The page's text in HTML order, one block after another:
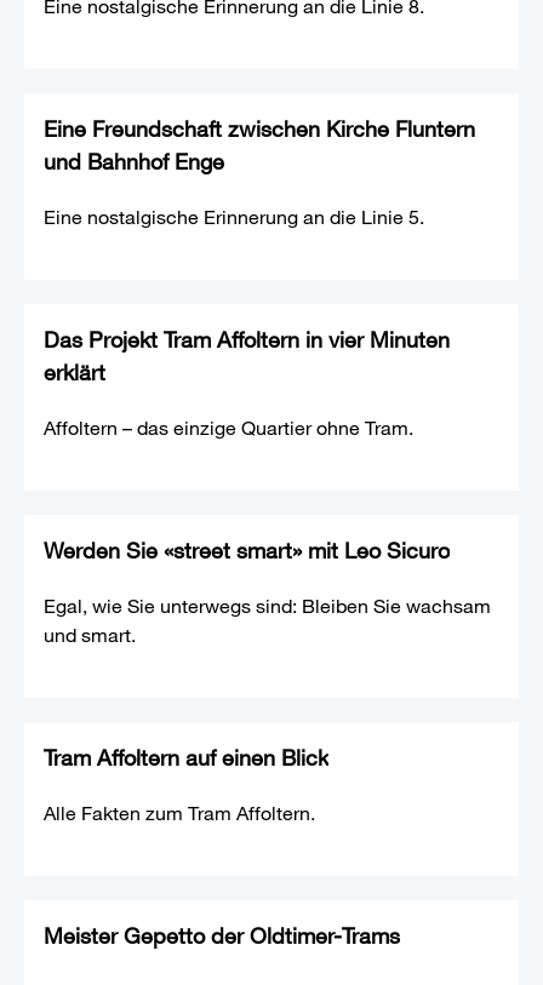
Eine nostalgische Erinnerung an die Linie 8.
Eine Freundschaft zwischen Kirche Fluntern
und Bahnhof Enge
Eine nostalgische Erinnerung an die Linie 5.
Das Projekt Tram Affoltern in vier Minuten
erklärt
Affoltern – das einzige Quartier ohne Tram.
Werden Sie «street smart» mit Leo Sicuro
Egal, wie Sie unterwegs sind: Bleiben Sie wachsam
und smart.
Tram Affoltern auf einen Blick
Alle Fakten zum Tram Affoltern.
Meister Gepetto der Oldtimer-Trams